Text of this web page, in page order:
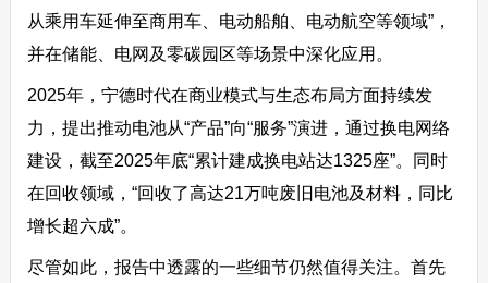
从乘用车延伸至商用车、电动船舶、电动航空等领域”，
并在储能、电网及零碳园区等场景中深化应用。
2025年，宁德时代在商业模式与生态布局方面持续发
力，提出推动电池从“产品”向“服务”演进，通过换电网络
建设，截至2025年底“累计建成换电站达1325座”。同时
在回收领域，“回收了高达21万吨废旧电池及材料，同比
增长超六成”。
尽管如此，报告中透露的一些细节仍然值得关注。首先